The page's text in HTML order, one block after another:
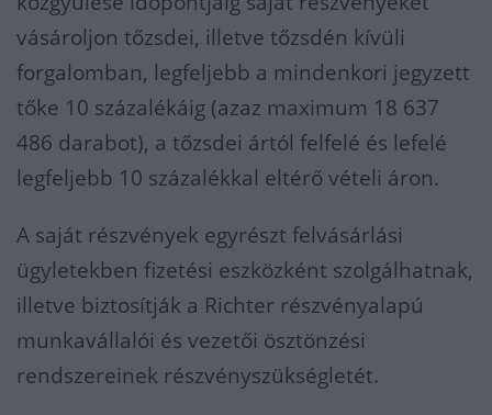
vásároljon tőzsdei, illetve tőzsdén kívüli
forgalomban, legfeljebb a mindenkori jegyzett
tőke 10 százalékáig (azaz maximum 18 637
486 darabot), a tőzsdei ártól felfelé és lefelé
legfeljebb 10 százalékkal eltérő vételi áron.
A saját részvények egyrészt felvásárlási
ügyletekben fizetési eszközként szolgálhatnak,
illetve biztosítják a Richter részvényalapú
munkavállalói és vezetői ösztönzési
rendszereinek részvényszükségletét.